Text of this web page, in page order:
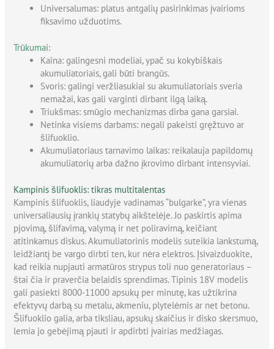
Universalumas: platus antgalių pasirinkimas įvairioms
fiksavimo užduotims.
Trūkumai:
Kaina: galingesni modeliai, ypač su kokybiškais
akumuliatoriais, gali būti brangūs.
Svoris: galingi veržliasukiai su akumuliatoriais sveria
nemažai, kas gali varginti dirbant ilgą laiką.
Triukšmas: smūgio mechanizmas dirba gana garsiai.
Netinka visiems darbams: negali pakeisti gręžtuvo ar
šlifuoklio.
Akumuliatoriaus tarnavimo laikas: reikalauja papildomų
akumuliatorių arba dažno įkrovimo dirbant intensyviai.
Kampinis šlifuoklis: tikras multitalentas
Kampinis šlifuoklis, liaudyje vadinamas “bulgarke”, yra vienas
universaliausių įrankių statybų aikštelėje. Jo paskirtis apima
pjovimą, šlifavimą, valymą ir net poliravimą, keičiant
atitinkamus diskus. Akumuliatorinis modelis suteikia lankstumą,
leidžiantį be vargo dirbti ten, kur nėra elektros. Įsivaizduokite,
kad reikia nupjauti armatūros strypus toli nuo generatoriaus –
štai čia ir praverčia belaidis sprendimas. Tipinis 18V modelis
gali pasiekti 8000-11000 apsukų per minutę, kas užtikrina
efektyvų darbą su metalu, akmeniu, plytelėmis ar net betonu.
Šlifuoklio galia, arba tiksliau, apsukų skaičius ir disko skersmuo,
lemia jo gebėjimą pjauti ir apdirbti įvairias medžiagas.